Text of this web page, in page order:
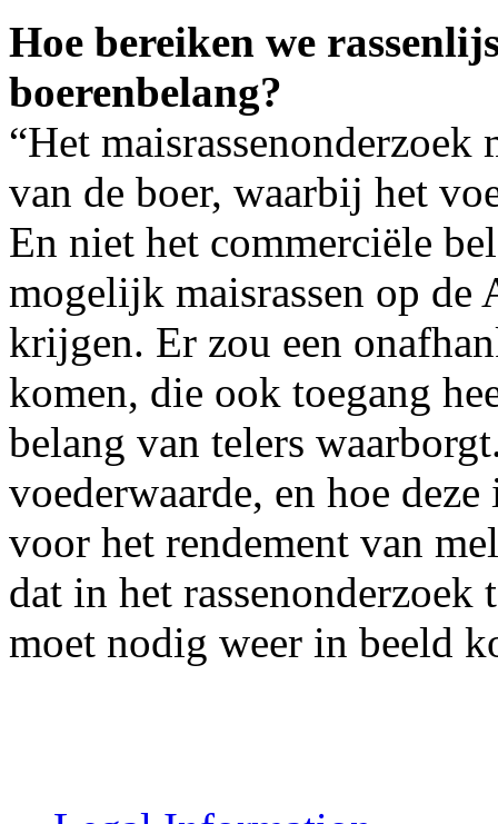
Hoe bereiken we
boerenbelang?
“Het maisrassenonderzoek
van de boer, waarbij het
En niet het commerciële
mogelijk maisrassen op de
krijgen. Er zou een
komen, die ook toegang
belang van telers
voederwaarde, en hoe
voor het rendement van
dat in het rassenonderzoek
moet nodig weer in beeld